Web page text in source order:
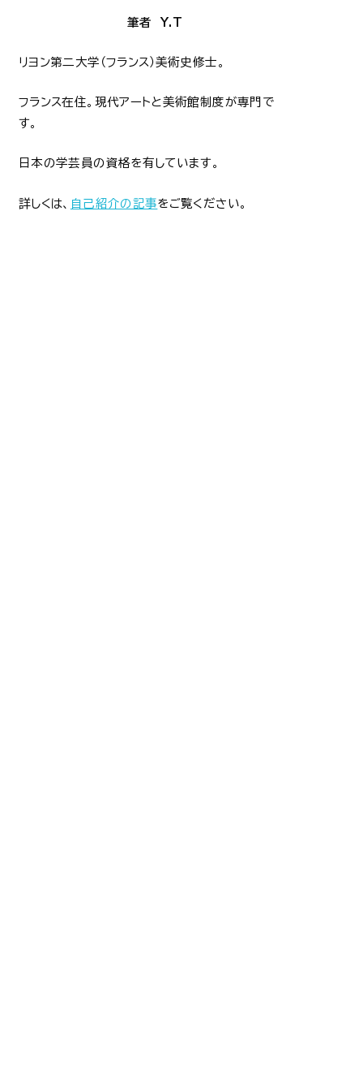
筆者 Y.T
リヨン第二大学（フランス）美術史修士。
フランス在住。現代アートと美術館制度が専門で
す。
日本の学芸員の資格を有しています。
詳しくは、 自己紹介の記事をご覧ください。